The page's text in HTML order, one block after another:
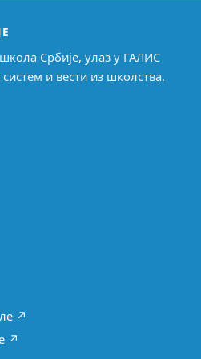
Србије, улаз у ГАЛИС
и вести из школства.
↗
↗